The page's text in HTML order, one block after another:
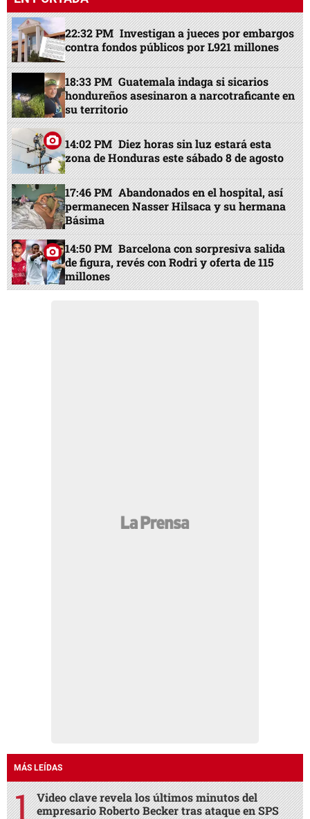
22:32 PM Investigan a jueces por embargos
contra fondos públicos por L921 millones
18:33 PM Guatemala indaga si sicarios
hondureños asesinaron a narcotraficante en
su territorio
14:02 PM Diez horas sin luz estará esta
zona de Honduras este sábado 8 de agosto
17:46 PM Abandonados en el hospital, así
permanecen Nasser Hilsaca y su hermana
Básima
14:50 PM Barcelona con sorpresiva salida
de figura, revés con Rodri y oferta de 115
millones
MÁS LEÍDAS
Video clave revela los últimos minutos del
empresario Roberto Becker tras ataque en SPS